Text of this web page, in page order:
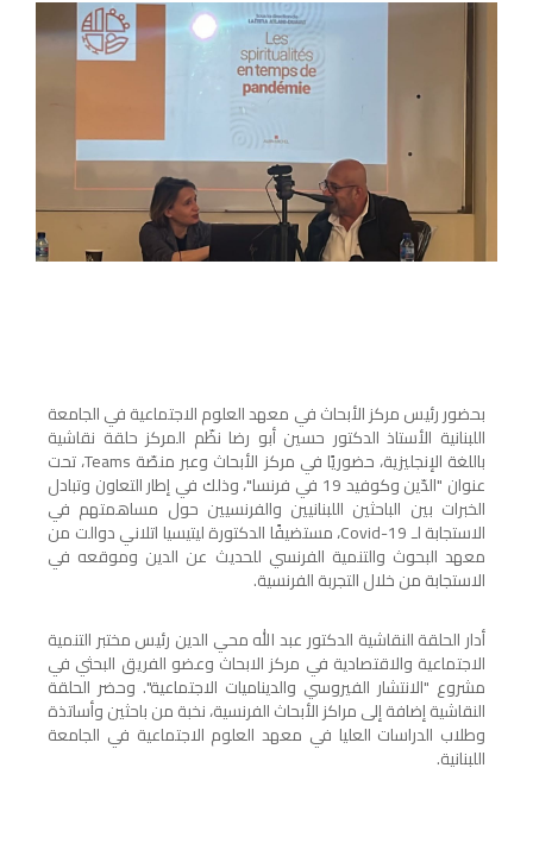
بحضور رئيس مركز الأبحاث في معهد العلوم الاجتماعية في الجامعة
اللبنانية الأستاذ الدكتور حسين أبو رضا نظّم المركز حلقة نقاشية
باللغة الإنجليزية، حضوريًا في مركز الأبحاث وعبر منصّة Teams، تحت
عنوان "الدّين وكوفيد 19 في فرنسا"، وذلك في إطار التعاون وتبادل
الخبرات بين الباحثين اللبنانيين والفرنسيين حول مساهمتهم في
الاستجابة لـCovid-19، مستضيفًا الدكتورة ليتيسيا اتلاني دوالت من
معهد البحوث والتنمية الفرنسي للحديث عن الدين وموقعه في
الاستجابة من خلال التجربة الفرنسية.
أدار الحلقة النقاشية الدكتور عبد الله محي الدين رئيس مختبر التنمية
الاجتماعية والاقتصادية في مركز الابحاث وعضو الفريق البحثي في
مشروع "الانتشار الفيروسي والديناميات الاجتماعية". وحضر الحلقة
النقاشية إضافة إلى مراكز الأبحاث الفرنسية، نخبة من باحثين وأساتذة
وطلاب الدراسات العليا في معهد العلوم الاجتماعية في الجامعة
اللبنانية.